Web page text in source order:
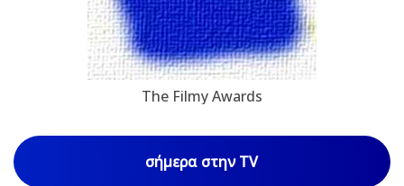
The Filmy Awards
σήμερα στην TV